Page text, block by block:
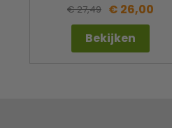
€ 27,49 € 26,00
Bekijken